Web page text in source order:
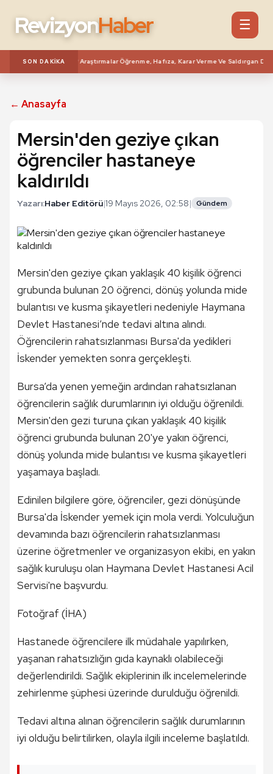
RevizyonHaber ☰
SON DAKIKA
Zihni Nasıl Etkiliyor? Araştırmalar Öğrenme, Hafıza, Karar Verme Ve Saldırgan
← Anasayfa
Mersin'den geziye çıkan
öğrenciler hastaneye
kaldırıldı
Yazarı:Haber Editörü|19 Mayıs 2026, 02:58| Gündem
Mersin'den geziye çıkan yaklaşık 40 kişilik öğrenci
grubunda bulunan 20 öğrenci, dönüş yolunda mide
bulantısı ve kusma şikayetleri nedeniyle Haymana
Devlet Hastanesi’nde tedavi altına alındı.
Öğrencilerin rahatsızlanması Bursa'da yedikleri
İskender yemekten sonra gerçekleşti.
Bursa’da yenen yemeğin ardından rahatsızlanan
öğrencilerin sağlık durumlarının iyi olduğu öğrenildi.
Mersin'den gezi turuna çıkan yaklaşık 40 kişilik
öğrenci grubunda bulunan 20'ye yakın öğrenci,
dönüş yolunda mide bulantısı ve kusma şikayetleri
yaşamaya başladı.
Edinilen bilgilere göre, öğrenciler, gezi dönüşünde
Bursa'da İskender yemek için mola verdi. Yolculuğun
devamında bazı öğrencilerin rahatsızlanması
üzerine öğretmenler ve organizasyon ekibi, en yakın
sağlık kuruluşu olan Haymana Devlet Hastanesi Acil
Servisi'ne başvurdu.
Fotoğraf (İHA)
Hastanede öğrencilere ilk müdahale yapılırken,
yaşanan rahatsızlığın gıda kaynaklı olabileceği
değerlendirildi. Sağlık ekiplerinin ilk incelemelerinde
zehirlenme şüphesi üzerinde durulduğu öğrenildi.
Tedavi altına alınan öğrencilerin sağlık durumlarının
iyi olduğu belirtilirken, olayla ilgili inceleme başlatıldı.